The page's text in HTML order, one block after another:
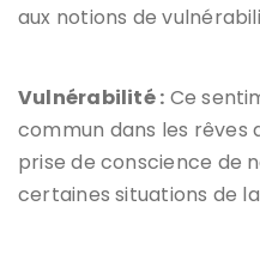
aux notions de
Vulnérabilité : Ce
commun dans les rêves
prise de conscience de
certaines situations de